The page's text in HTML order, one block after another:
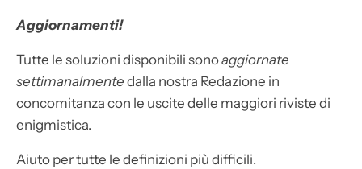
Aggiornamenti!
Tutte le soluzioni disponibili sonoaggiornate
settimanalmente dalla nostra Redazione in
concomitanza con le uscite delle maggiori riviste di
enigmistica.
Aiuto per tutte le definizioni più difficili.